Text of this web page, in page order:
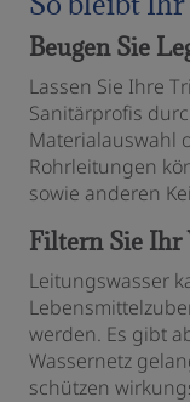
Beugen Sie
Lassen Sie Ihre
Sanitärprofis
Materialauswahl
Rohrleitungen
sowie anderen
Filtern Sie Ihr
Leitungswasser
werden. Es gibt
Wassernetz
schützen